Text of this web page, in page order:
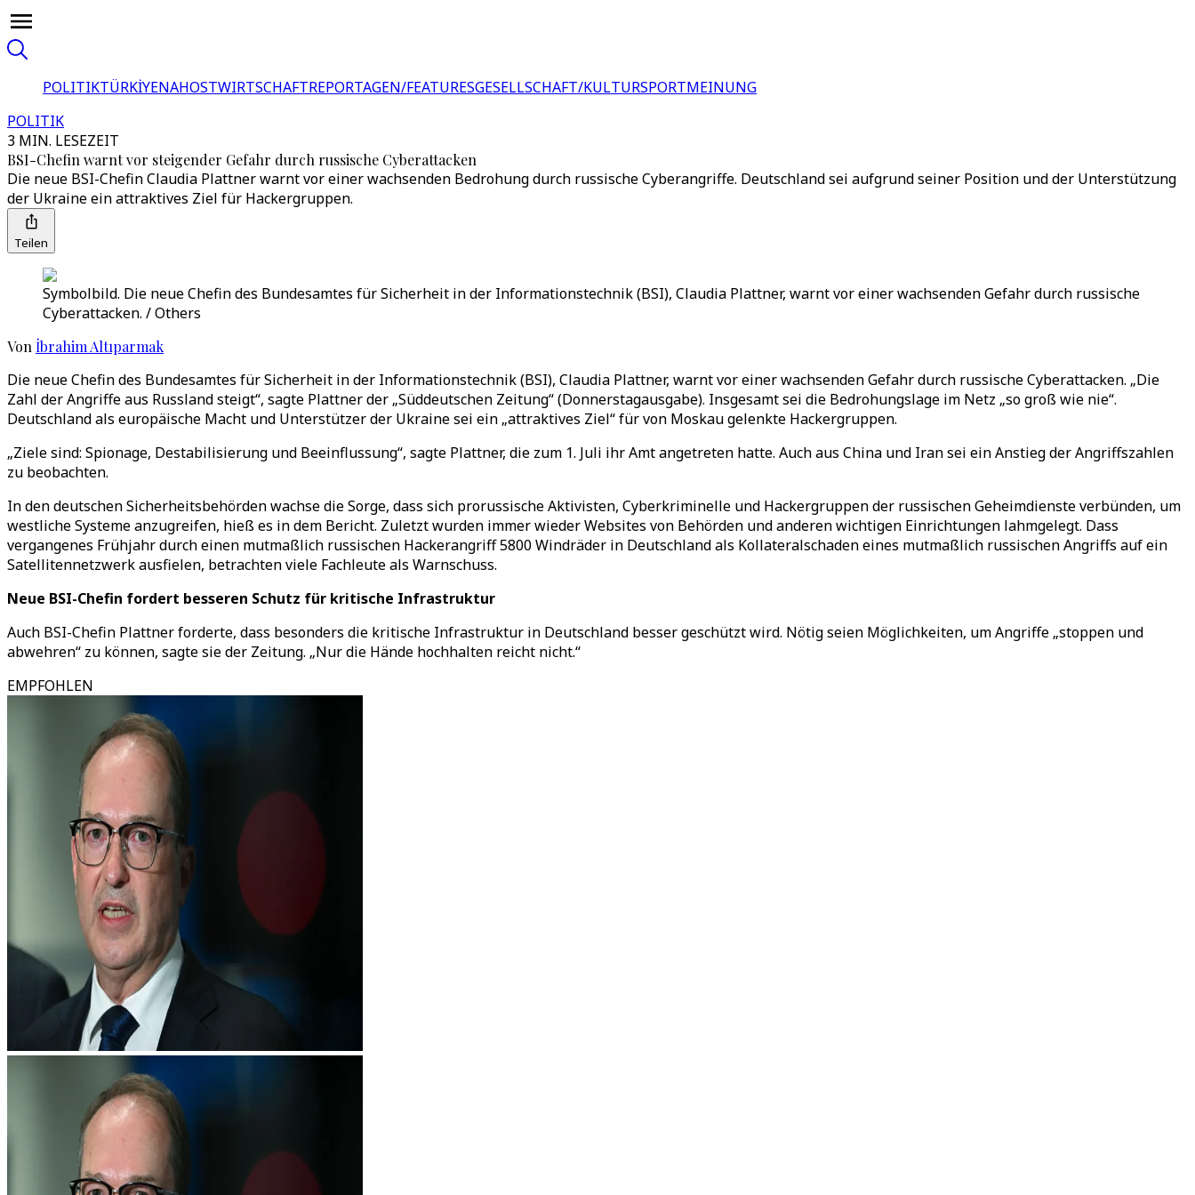
POLITIKTÜRKİYENAHOSTWIRTSCHAFTREPORTAGEN/FEATURESGESELLSCHAFT/KULTURSPORTMEINUNG
POLITIK
3 MIN. LESEZEIT
BSI-Chefin warnt vor steigender Gefahr durch russische Cyberattacken
Die neue BSI-Chefin Claudia Plattner warnt vor einer wachsenden Bedrohung durch russische Cyberangriffe. Deutschland sei aufgrund seiner Position und der Unterstützung
der Ukraine ein attraktives Ziel für Hackergruppen.
Teilen
Symbolbild. Die neue Chefin des Bundesamtes für Sicherheit in der Informationstechnik (BSI), Claudia Plattner, warnt vor einer wachsenden Gefahr durch russische
Cyberattacken. / Others
Von İbrahim Altıparmak
Die neue Chefin des Bundesamtes für Sicherheit in der Informationstechnik (BSI), Claudia Plattner, warnt vor einer wachsenden Gefahr durch russische Cyberattacken. „Die
Zahl der Angriffe aus Russland steigt“, sagte Plattner der „Süddeutschen Zeitung“ (Donnerstagausgabe). Insgesamt sei die Bedrohungslage im Netz „so groß wie nie“.
Deutschland als europäische Macht und Unterstützer der Ukraine sei ein „attraktives Ziel“ für von Moskau gelenkte Hackergruppen.
„Ziele sind: Spionage, Destabilisierung und Beeinflussung“, sagte Plattner, die zum 1. Juli ihr Amt angetreten hatte. Auch aus China und Iran sei ein Anstieg der Angriffszahlen
zu beobachten.
In den deutschen Sicherheitsbehörden wachse die Sorge, dass sich prorussische Aktivisten, Cyberkriminelle und Hackergruppen der russischen Geheimdienste verbünden, um
westliche Systeme anzugreifen, hieß es in dem Bericht. Zuletzt wurden immer wieder Websites von Behörden und anderen wichtigen Einrichtungen lahmgelegt. Dass
vergangenes Frühjahr durch einen mutmaßlich russischen Hackerangriff 5800 Windräder in Deutschland als Kollateralschaden eines mutmaßlich russischen Angriffs auf ein
Satellitennetzwerk ausfielen, betrachten viele Fachleute als Warnschuss.
Neue BSI-Chefin fordert besseren Schutz für kritische Infrastruktur
Auch BSI-Chefin Plattner forderte, dass besonders die kritische Infrastruktur in Deutschland besser geschützt wird. Nötig seien Möglichkeiten, um Angriffe „stoppen und
abwehren“ zu können, sagte sie der Zeitung. „Nur die Hände hochhalten reicht nicht.“
EMPFOHLEN